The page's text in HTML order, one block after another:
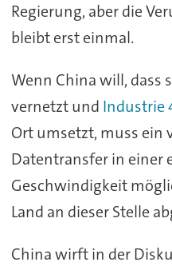
Regierung, aber die
bleibt erst einmal.
Wenn China will, dass
vernetzt und Industrie
Ort umsetzt, muss ein
Datentransfer in einer
Geschwindigkeit
Land an dieser Stelle
China wirft in der